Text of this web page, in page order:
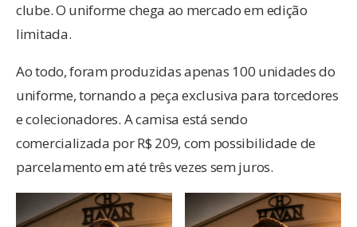
clube. O uniforme chega ao mercado em edição
limitada.
Ao todo, foram produzidas apenas 100 unidades do
uniforme, tornando a peça exclusiva para torcedores
e colecionadores. A camisa está sendo
comercializada por R$ 209, com possibilidade de
parcelamento em até três vezes sem juros.